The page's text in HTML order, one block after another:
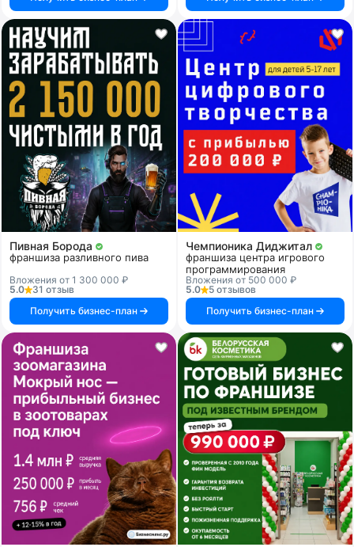
Пивная Борода
франшиза разливного пива
Вложения от 1 300 000 ₽
5.0
31 отзыв
Получить бизнес-план
Чемпионика Диджитал
франшиза центра игрового
программирования
Вложения от 500 000 ₽
5.0
5 отзывов
Получить бизнес-план